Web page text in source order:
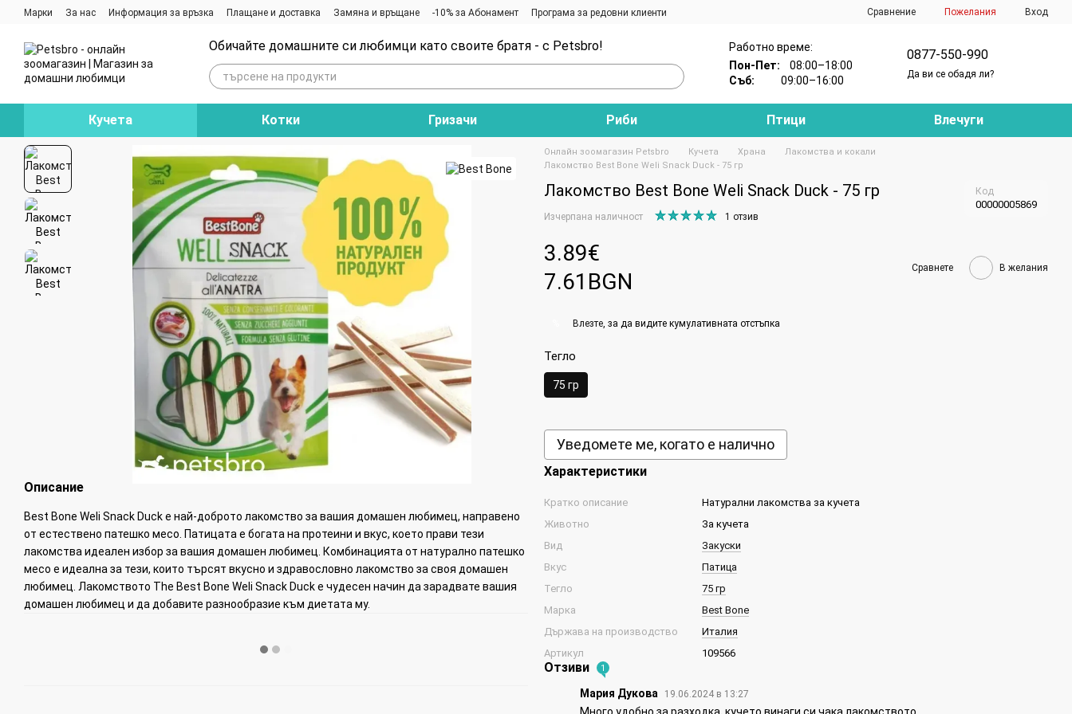
Премини към основното съдържание
Марки За нас Информация за връзка Плащане и доставка Замяна и връщане -10% за Абонамент
Програма за редовни клиенти
Сравнение Пожелания Вход
Обичайте домашните си любимци като своите братя - с Petsbro!
Работно време:
Пон-Пет:08:00–18:00
Съб:09:00–16:00
0877-550-990
Да ви се обадя ли?
Кучета Котки Гризачи Риби Птици Влечуги
Описание
Best Bone Weli Snack Duck е най-доброто лакомство за вашия домашен любимец, направено
от естествено патешко месо. Патицата е богата на протеини и вкус, което прави тези
лакомства идеален избор за вашия домашен любимец. Комбинацията от натурално патешко
месо е идеална за тези, които търсят вкусно и здравословно лакомство за своя домашен
любимец. Лакомството The Best Bone Weli Snack Duck е чудесен начин да зарадвате вашия
домашен любимец и да добавите разнообразие към диетата му.
Онлайн зоомагазин Petsbro Кучета Храна
Лакомства и кокали
Лакомство Best Bone Weli Snack Duck - 75 гр
Лакомство Best Bone Weli Snack Duck - 75 гр Код
00000005869
Изчерпана наличност 1 отзив
3.89€
7.61BGN
Сравнете В желания
Влезте , за да видите кумулативната отстъпка
Тегло
75 гр
Уведомете ме, когато е налично
Характеристики
Кратко описание
Натурални лакомства за кучета
Животно
За кучета
Вид
Закуски
Вкус
Патица
Тегло
75 гр
Марка
Best Bone
Държава на производство
Италия
Артикул
109566
Отзиви 1
Мария Дукова 19.06.2024 в 13:27